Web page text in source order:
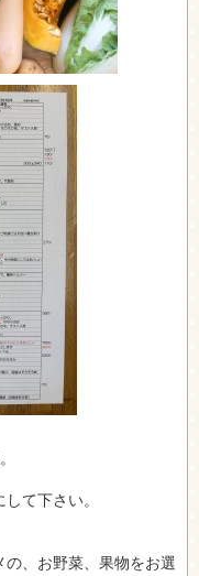
て下さい。
、お野菜、果物をお選